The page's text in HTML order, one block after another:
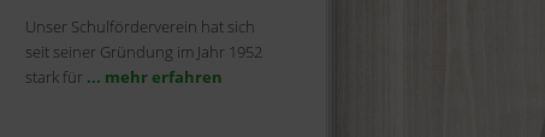
Unser Schulförderverein hat sich
seit seiner Gründung im Jahr 1952
stark für ... mehr erfahren